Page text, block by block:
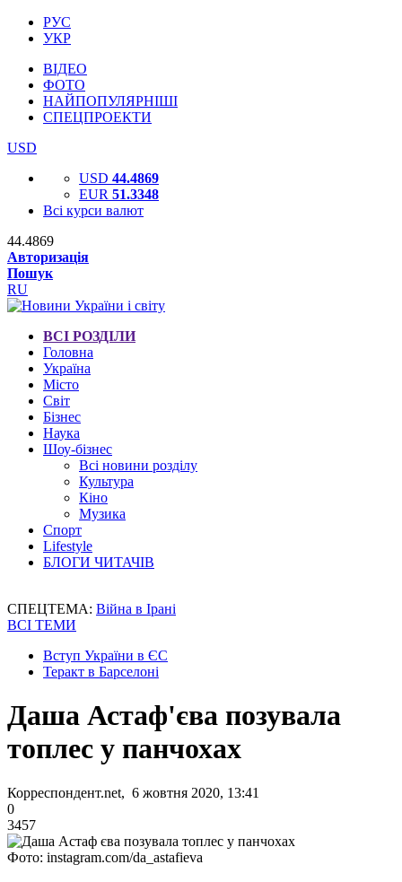
РУС
УКР
ВІДЕО
ФОТО
НАЙПОПУЛЯРНІШІ
СПЕЦПРОЕКТИ
USD
USD 44.4869
EUR 51.3348
Всі курси валют
44.4869
Авторизація
Пошук
RU
ВСІ РОЗДІЛИ
Головна
Україна
Місто
Світ
Бізнес
Наука
Шоу-бізнес
Всі новини розділу
Культура
Кіно
Музика
Спорт
Lifestyle
БЛОГИ ЧИТАЧІВ
СПЕЦТЕМА: Війна в Ірані
ВСІ ТЕМИ
Вступ України в ЄС
Теракт в Барселоні
Даша Астаф'єва позувала
топлес у панчохах
Корреспондент.net, 6 жовтня 2020, 13:41
0
3457
Фото: instagram.com/da_astafieva